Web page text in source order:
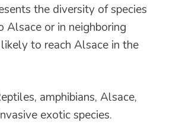
the diversity of species
Alsace or in neighboring
to reach Alsace in the
amphibians, Alsace,
exotic species.